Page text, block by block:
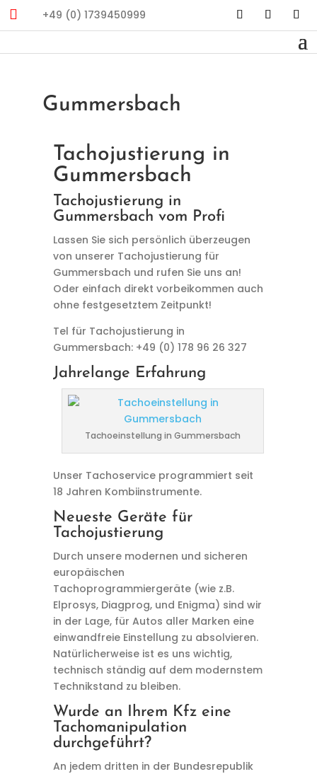
 +49 (0) 1739450999
Gummersbach
Tachojustierung in
Gummersbach
Tachojustierung in
Gummersbach vom Profi
Lassen Sie sich persönlich überzeugen
von unserer Tachojustierung für
Gummersbach und rufen Sie uns an!
Oder einfach direkt vorbeikommen auch
ohne festgesetztem Zeitpunkt!
Tel für Tachojustierung in
Gummersbach: +49 (0) 178 96 26 327
Jahrelange Erfahrung
Tachoeinstellung in Gummersbach
Unser Tachoservice programmiert seit
18 Jahren Kombiinstrumente.
Neueste Geräte für
Tachojustierung
Durch unsere modernen und sicheren
europäischen
Tachoprogrammiergeräte (wie z.B.
Elprosys, Diagprog, und Enigma) sind wir
in der Lage, für Autos aller Marken eine
einwandfreie Einstellung zu absolvieren.
Natürlicherweise ist es uns wichtig,
technisch ständig auf dem modernstem
Technikstand zu bleiben.
Wurde an Ihrem Kfz eine
Tachomanipulation
durchgeführt?
An jedem dritten in der Bundesrepublik